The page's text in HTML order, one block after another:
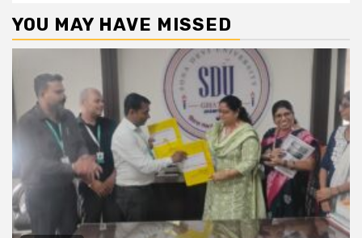
YOU MAY HAVE MISSED